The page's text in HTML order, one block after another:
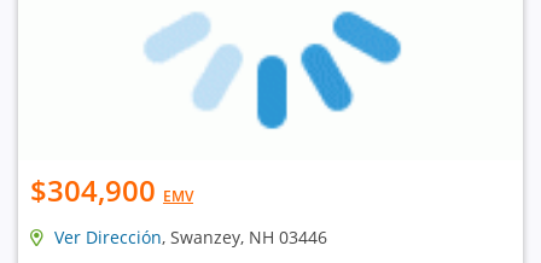
$304,900 EMV
Ver Dirección, Swanzey, NH 03446